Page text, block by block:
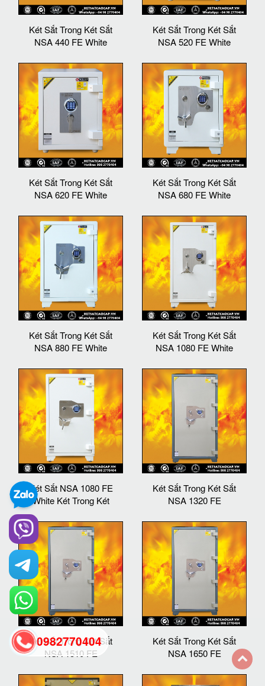
Két Sắt Trong Két Sắt
NSA 440 FE White
Két Sắt Trong Két Sắt
NSA 520 FE White
Két Sắt Trong Két Sắt
NSA 620 FE White
Két Sắt Trong Két Sắt
NSA 680 FE White
Két Sắt Trong Két Sắt
NSA 880 FE White
Két Sắt Trong Két Sắt
NSA 1080 FE White
Két Sắt NSA 1080 FE
White Két Trong Két
Két Sắt Trong Két Sắt
NSA 1320 FE
Két Sắt Trong Két Sắt
NSA 1510 FE
Két Sắt Trong Két Sắt
NSA 1650 FE
0982770404
back